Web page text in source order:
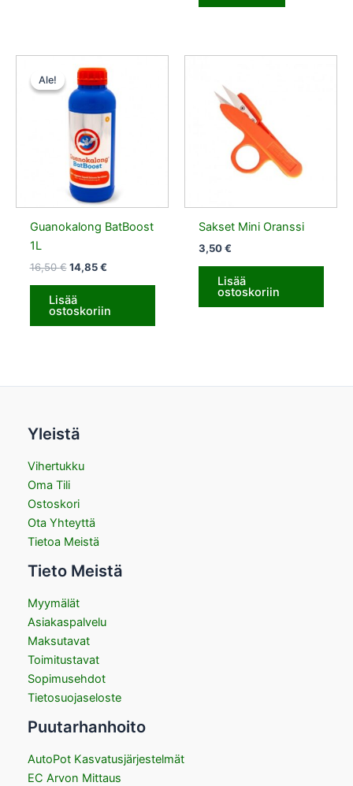
Ale!
Ale!
Guanokalong BatBoost
1L
16,50€
hinta
oli:
16,50 €.
14,85€
hinta
on:
14,85 €.
Lisää
ostoskoriin
Sakset Mini Oranssi
3,50€
Lisää
ostoskoriin
Yleistä
Vihertukku
Oma Tili
Ostoskori
Ota Yhteyttä
Tietoa Meistä
Tieto Meistä
Myymälät
Asiakaspalvelu
Maksutavat
Toimitustavat
Sopimusehdot
Tietosuojaseloste
Puutarhanhoito
AutoPot Kasvatusjärjestelmät
EC Arvon Mittaus